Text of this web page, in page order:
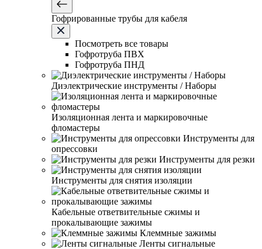
Гофрированные трубы для кабеля
Посмотреть все товары
Гофротруба ПВХ
Гофротруба ПНД
Диэлектрические инструменты / Наборы
Изоляционная лента и маркировочные
фломастеры
Инструменты для
опрессовки
Инструменты для резки
Инструменты для снятия изоляции
Кабельные ответвительные сжимы и
прокалывающие зажимы
Клеммные зажимы
Ленты сигнальные